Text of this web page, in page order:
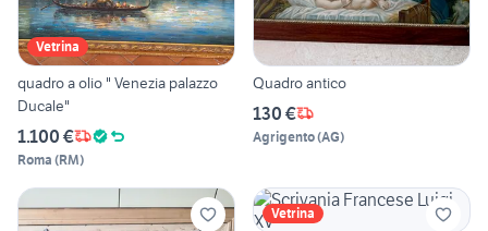
Vetrina
quadro a olio " Venezia palazzo
Ducale"
1.100 €
Roma (RM)
Quadro antico
130 €
Agrigento(AG)
Vetrina